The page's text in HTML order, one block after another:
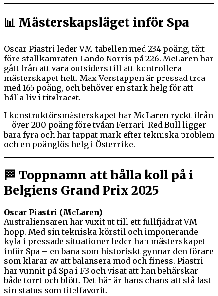
📊 Mästerskapsläget inför Spa
Oscar Piastri leder VM-tabellen med 234 poäng, tätt
före stallkamraten Lando Norris på 226. McLaren har
gått från att vara outsiders till att kontrollera
mästerskapet helt. Max Verstappen är pressad trea
med 165 poäng, och behöver en stark helg för att
hålla liv i titelracet.
I konstruktörsmästerskapet har McLaren ryckt ifrån
– över 200 poäng före tvåan Ferrari. Red Bull ligger
bara fyra och har tappat mark efter tekniska problem
och en poänglös helg i Österrike.
🏁 Toppnamn att hålla koll på i
Belgiens Grand Prix 2025
Oscar Piastri (McLaren)
Australiensaren har vuxit ut till ett fullfjädrat VM-
hopp. Med sin tekniska körstil och imponerande
kyla i pressade situationer leder han mästerskapet
inför Spa – en bana som historiskt gynnar den förare
som klarar av att balansera mod och finess. Piastri
har vunnit på Spa i F3 och visat att han behärskar
både torrt och blött. Det här är hans chans att slå fast
sin status som titelfavorit.